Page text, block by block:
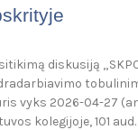
diskusiją
vyks 2026-04-27
kolegijoje, 101